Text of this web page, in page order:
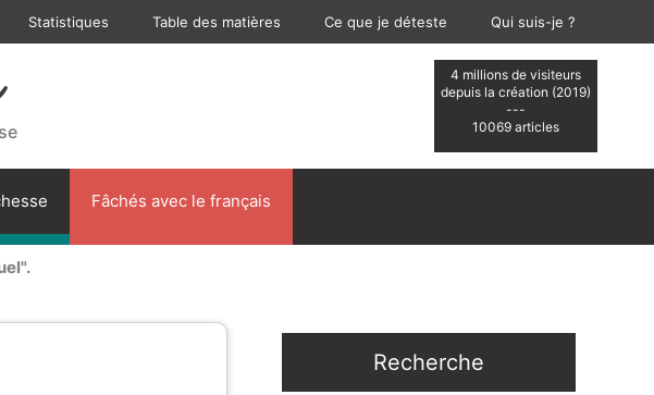
Statistiques Table des matières Ce que je déteste Qui suis-je ?
4 millions de visiteurs
depuis la création (2019)
---
10069 articles
Fâchés avec le français
Recherche